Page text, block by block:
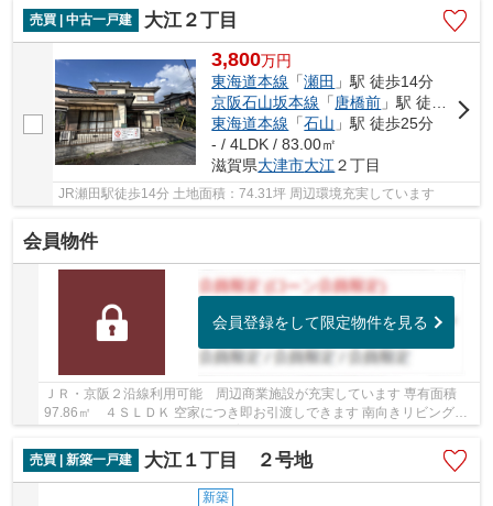
売買 | 中古一戸建
大江２丁目
3,800万円
東海道本線 「瀬田 」駅 徒歩14分
京阪石山坂本線 「 唐橋前 」駅 徒歩25分
東海道本線 「石山 」駅 徒歩25分
- / 4LDK / 83.00㎡
滋賀県大津市大江 ２丁目
JR瀬田駅徒歩14分 土地面積：74.31坪 周辺環境充実しています
会員物件
会員登録をして限定物件を見る
ＪＲ・京阪２沿線利用可能 周辺商業施設が充実しています 専有面積
97.86㎡ ４ＳＬＤＫ 空家につき即お引渡しできます 南向きリビングか
らは瀬田川が望めます ペット飼育可能(規約有)...
売買 | 新築一戸建
大江１丁目 ２号地
新築